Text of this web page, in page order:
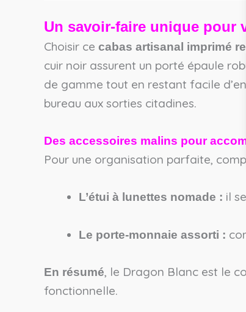
Un savoir-faire unique pour
Choisir ce cabas artisanal imprimé
cuir noir assurent un porté épaule
de gamme tout en restant facile
bureau aux sorties citadines.
Des accessoires malins pour
Pour une organisation parfaite,
L’étui à lunettes nomade : il
Le porte-monnaie assorti :
En résumé, le Dragon Blanc est le
fonctionnelle.